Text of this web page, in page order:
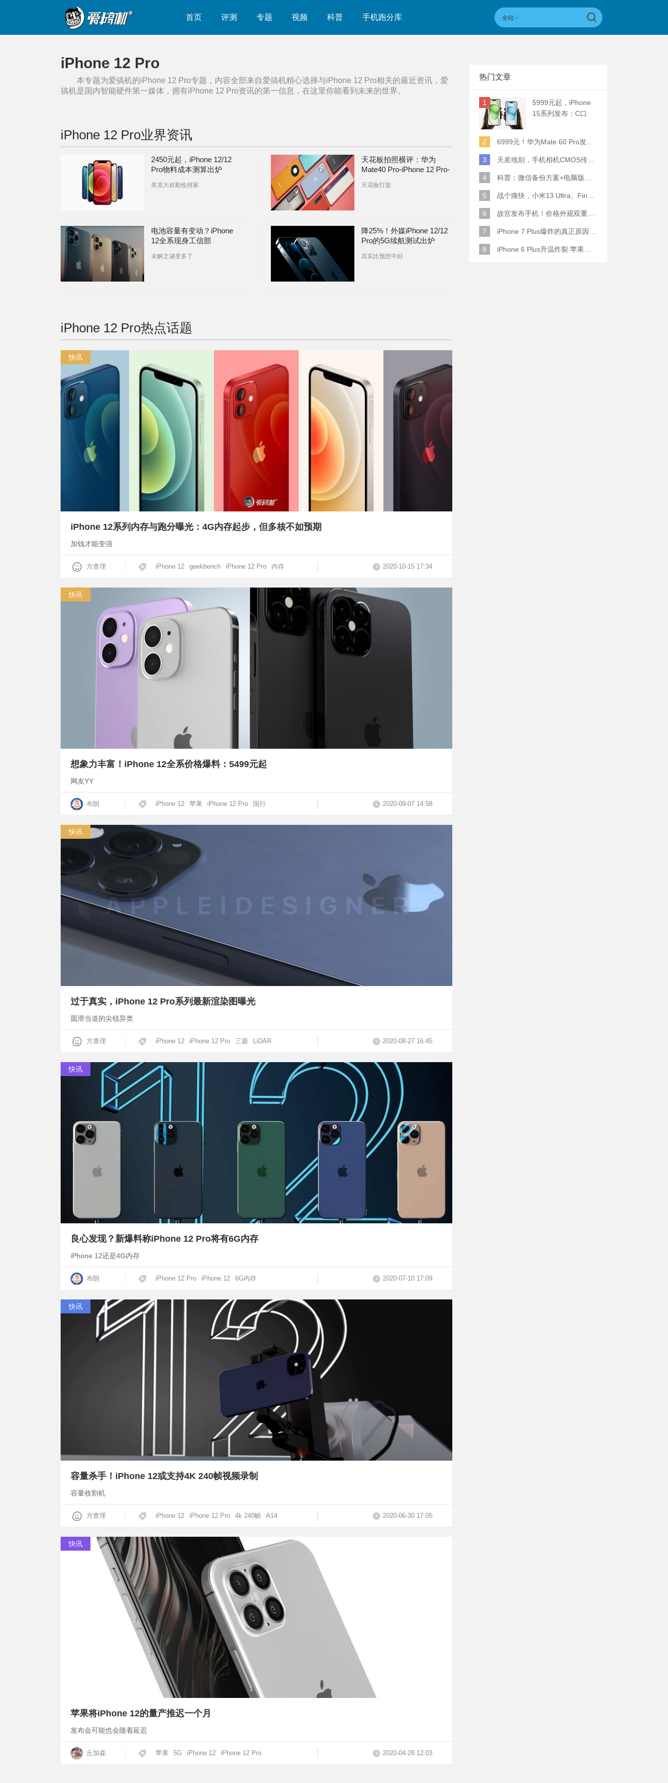
首页 评测 专题 视频 科普 手机跑分库 全站
iPhone 12 Pro
本专题为爱搞机的iPhone 12 Pro专题，内容全部来自爱搞机精心选择与iPhone 12 Pro相关的最近资讯，爱
搞机是国内智能硬件第一媒体，拥有iPhone 12 Pro资讯的第一信息，在这里你能看到未来的世界。
iPhone 12 Pro业界资讯
2450元起，iPhone 12/12
Pro物料成本测算出炉
库克大叔勤俭持家
天花板拍照横评：华为
Mate40 Pro-iPhone 12 Pro-
X2 Pro
天花板打架
电池容量有变动？iPhone
12全系现身工信部
未解之谜变多了
降25%！外媒iPhone 12/12
Pro的5G续航测试出炉
其实比预想中好
iPhone 12 Pro热点话题
快讯
iPhone 12系列内存与跑分曝光：4G内存起步，但多核不如预期
加钱才能变强
方查理 iPhone 12 geekbench iPhone 12 Pro 内存 2020-10-15 17:34
快讯
想象力丰富！iPhone 12全系价格爆料：5499元起
网友YY
布朗 iPhone 12 苹果 iPhone 12 Pro 国行 2020-09-07 14:58
快讯
过于真实，iPhone 12 Pro系列最新渲染图曝光
圆滑当道的尖锐异类
方查理 iPhone 12 iPhone 12 Pro 三摄 LiDAR 2020-08-27 16:45
快讯
良心发现？新爆料称iPhone 12 Pro将有6G内存
iPhone 12还是4G内存
布朗 iPhone 12 Pro iPhone 12 6G内存 2020-07-10 17:09
快讯
容量杀手！iPhone 12或支持4K 240帧视频录制
容量收割机
方查理 iPhone 12 iPhone 12 Pro 4k 240帧 A14 2020-06-30 17:05
快讯
苹果将iPhone 12的量产推迟一个月
发布会可能也会随着延迟
丘加森 苹果 5G iPhone 12 iPhone 12 Pro 2020-04-28 12:03
热门文章
1
5999元起，iPhone
15系列发布：C口
2
6999元！华为Mate 60 Pro发布：麒麟9000S+卫星通话 (附初步跑分)
3 天差地别，手机相机CMOS传感器实际面积对比
4 科普：微信备份方案+电脑版丢失数据恢复指南
5 战个痛快，小米13 Ultra、Find X6 Pro、vivo X90 Pro+、小米12SU拍照横评
6 故宫发布手机！价格外观双重逆天！
7 iPhone 7 Plus爆炸的真正原因原来是这样
8 iPhone 6 Plus升温炸裂 苹果赔了一部全新的